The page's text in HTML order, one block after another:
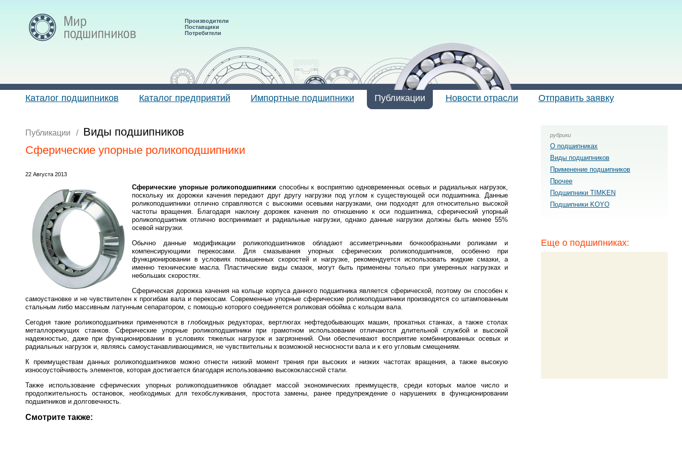
Производители
Поставщики
Потребители
Каталог подшипников Каталог предприятий Импортные подшипники Публикации Новости отрасли Отправить заявку
рубрики
О подшипниках
Виды подшипников
Применение подшипников
Прочее
Подшипники TIMKEN
Подшипники KOYO
Еще о подшипниках:
Публикации /
Виды подшипников
Сферические упорные роликоподшипники
22 Августа 2013
Сферические упорные роликоподшипники способны к восприятию одновременных осевых и радиальных нагрузок,
поскольку их дорожки качения передают друг другу нагрузки под углом к существующей оси подшипника. Данные
роликоподшипники отлично справляются с высокими осевыми нагрузками, они подходят для относительно высокой
частоты вращения. Благодаря наклону дорожек качения по отношению к оси подшипника, сферический упорный
роликоподшипник отлично воспринимает и радиальные нагрузки, однако данные нагрузки должны быть менее 55%
осевой нагрузки.
Обычно данные модификации роликоподшипников обладают ассиметричными бочкообразными роликами и
компенсирующими перекосами. Для смазывания упорных сферических роликоподшипников, особенно при
функционировании в условиях повышенных скоростей и нагрузке, рекомендуется использовать жидкие смазки, а
именно технические масла. Пластические виды смазок, могут быть применены только при умеренных нагрузках и
небольших скоростях.
Сферическая дорожка качения на кольце корпуса данного подшипника является сферической, поэтому он способен к
самоустановке и не чувствителен к прогибам вала и перекосам. Современные упорные сферические роликоподшипники производятся со штампованным
стальным либо массивным латунным сепаратором, с помощью которого соединяется роликовая обойма с кольцом вала.
Сегодня такие роликоподшипники применяются в глобоидных редукторах, вертлюгах нефтедобывающих машин, прокатных станках, а также столах
металлорежущих станков. Сферические упорные роликоподшипники при грамотном использовании отличаются длительной службой и высокой
надежностью, даже при функционировании в условиях тяжелых нагрузок и загрязнений. Они обеспечивают восприятие комбинированных осевых и
радиальных нагрузок и, являясь самоустанавливающимися, не чувствительны к возможной несносности вала и к его угловым смещениям.
К преимуществам данных роликоподшипников можно отнести низкий момент трения при высоких и низких частотах вращения, а также высокую
износоустойчивость элементов, которая достигается благодаря использованию высококлассной стали.
Также использование сферических упорных роликоподшипников обладает массой экономических преимуществ, среди которых малое число и
продолжительность остановок, необходимых для техобслуживания, простота замены, ранее предупреждение о нарушениях в функционировании
подшипников и долговечность.
Смотрите также: